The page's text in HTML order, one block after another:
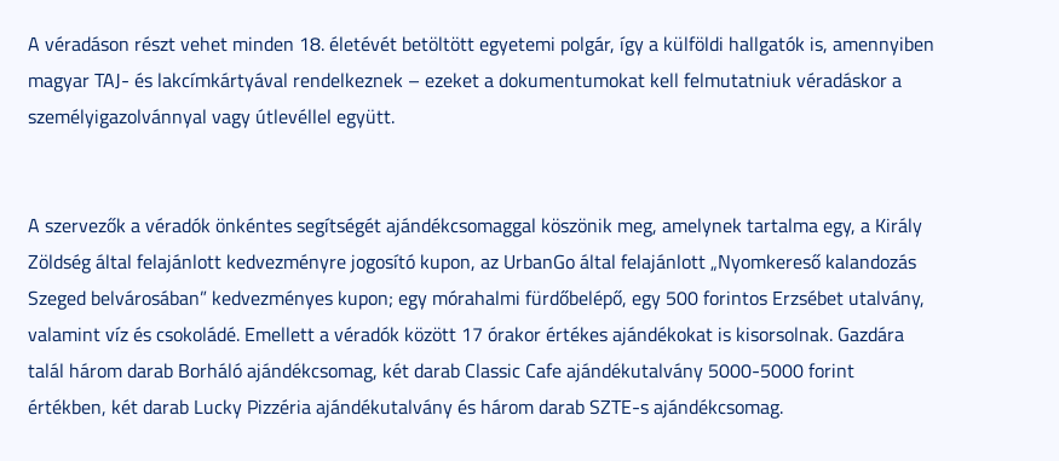
A véradáson részt vehet minden 18. életévét betöltött egyetemi polgár, így a külföldi hallgatók is, amennyiben
magyar TAJ- és lakcímkártyával rendelkeznek – ezeket a dokumentumokat kell felmutatniuk véradáskor a
személyigazolvánnyal vagy útlevéllel együtt.
A szervezők a véradók önkéntes segítségét ajándékcsomaggal köszönik meg, amelynek tartalma egy, a Király
Zöldség által felajánlott kedvezményre jogosító kupon, az UrbanGo által felajánlott „Nyomkereső kalandozás
Szeged belvárosában” kedvezményes kupon; egy mórahalmi fürdőbelépő, egy 500 forintos Erzsébet utalvány,
valamint víz és csokoládé. Emellett a véradók között 17 órakor értékes ajándékokat is kisorsolnak. Gazdára
talál három darab Borháló ajándékcsomag, két darab Classic Cafe ajándékutalvány 5000-5000 forint
értékben, két darab Lucky Pizzéria ajándékutalvány és három darab SZTE-s ajándékcsomag.